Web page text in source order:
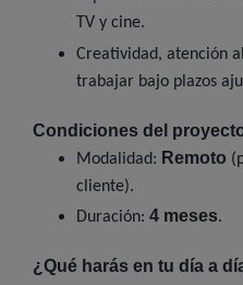
TV y cine.
Creatividad, atención
trabajar bajo plazos
Condiciones del
Modalidad: Remoto
cliente).
Duración: 4 meses.
¿Qué harás en tu día a